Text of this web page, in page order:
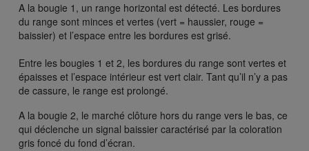
A la bougie 1, un range horizontal est détecté. Les bordures
du range sont minces et vertes (vert = haussier, rouge =
baissier) et l’espace entre les bordures est grisé.
Entre les bougies 1 et 2, les bordures du range sont vertes et
épaisses et l’espace intérieur est vert clair. Tant qu’il n’y a pas
de cassure, le range est prolongé.
A la bougie 2, le marché clôture hors du range vers le bas, ce
qui déclenche un signal baissier caractérisé par la coloration
gris foncé du fond d’écran.